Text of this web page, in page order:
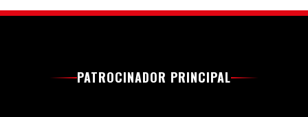
PATROCINADOR PRINCIPAL